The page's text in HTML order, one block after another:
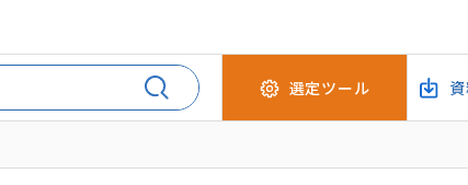
選定ツール